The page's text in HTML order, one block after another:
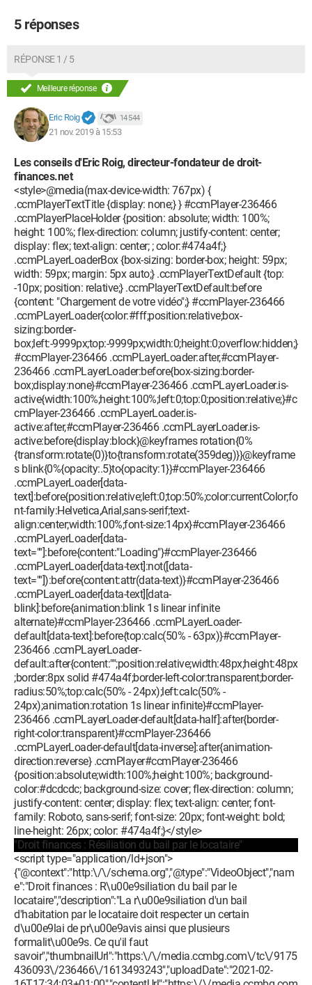
5 réponses
RÉPONSE 1 / 5
Meilleure réponse
Eric Roig 14 544
21 nov. 2019 à 15:53
Les conseils d'Eric Roig, directeur-fondateur de droit-
finances.net
<style>@media(max-device-width: 767px) {
.ccmPlayerTextTitle {display: none;} } #ccmPlayer-236466
.ccmPlayerPlaceHolder {position: absolute; width: 100%;
height: 100%; flex-direction: column; justify-content: center;
display: flex; text-align: center; ; color:#474a4f;}
.ccmPLayerLoaderBox {box-sizing: border-box; height: 59px;
width: 59px; margin: 5px auto;} .ccmPlayerTextDefault {top:
-10px; position: relative;} .ccmPlayerTextDefault:before
{content: "Chargement de votre vidéo";} #ccmPlayer-236466
.ccmPLayerLoader{color:#fff;position:relative;box-
sizing:border-
box;left:-9999px;top:-9999px;width:0;height:0;overflow:hidden;}
#ccmPlayer-236466 .ccmPLayerLoader:after,#ccmPlayer-
236466 .ccmPLayerLoader:before{box-sizing:border-
box;display:none}#ccmPlayer-236466 .ccmPLayerLoader.is-
active{width:100%;height:100%;left:0;top:0;position:relative;}#c
cmPlayer-236466 .ccmPLayerLoader.is-
active:after,#ccmPlayer-236466 .ccmPLayerLoader.is-
active:before{display:block}@keyframes rotation{0%
{transform:rotate(0)}to{transform:rotate(359deg)}}@keyframe
s blink{0%{opacity:.5}to{opacity:1}}#ccmPlayer-236466
.ccmPLayerLoader[data-
text]:before{position:relative;left:0;top:50%;color:currentColor;fo
nt-family:Helvetica,Arial,sans-serif;text-
align:center;width:100%;font-size:14px}#ccmPlayer-236466
.ccmPLayerLoader[data-
text=""]:before{content:"Loading"}#ccmPlayer-236466
.ccmPLayerLoader[data-text]:not([data-
text=""]):before{content:attr(data-text)}#ccmPlayer-236466
.ccmPLayerLoader[data-text][data-
blink]:before{animation:blink 1s linear infinite
alternate}#ccmPlayer-236466 .ccmPLayerLoader-
default[data-text]:before{top:calc(50% - 63px)}#ccmPlayer-
236466 .ccmPLayerLoader-
default:after{content:"";position:relative;width:48px;height:48px
;border:8px solid #474a4f;border-left-color:transparent;border-
radius:50%;top:calc(50% - 24px);left:calc(50% -
24px);animation:rotation 1s linear infinite}#ccmPlayer-
236466 .ccmPLayerLoader-default[data-half]:after{border-
right-color:transparent}#ccmPlayer-236466
.ccmPLayerLoader-default[data-inverse]:after{animation-
direction:reverse} .ccmPlayer#ccmPlayer-236466
{position:absolute;width:100%;height:100%; background-
color:#dcdcdc; background-size: cover; flex-direction: column;
justify-content: center; display: flex; text-align: center; font-
family: Roboto, sans-serif; font-size: 20px; font-weight: bold;
line-height: 26px; color: #474a4f;}</style>
"Droit finances : Résiliation du bail par le locataire"
<script type="application/ld+json">
{"@context":"http:\/\/schema.org","@type":"VideoObject","nam
e":"Droit finances : R\u00e9siliation du bail par le
locataire","description":"La r\u00e9siliation d'un bail
d'habitation par le locataire doit respecter un certain
d\u00e9lai de pr\u00e9avis ainsi que plusieurs
formalit\u00e9s. Ce qu'il faut
savoir","thumbnailUrl":"https:\/\/media.ccmbg.com\/tc\/9175
436093\/236466\/1613493243","uploadDate":"2021-02-